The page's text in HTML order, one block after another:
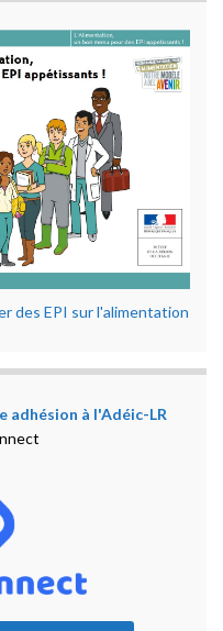
des EPI sur l'alimentation
adhésion à l'Adéic-LR